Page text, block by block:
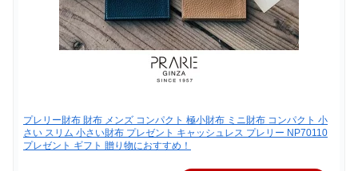
プレリー財布 財布 メンズ コンパクト 極小財布 ミニ財布 コンパクト 小
さい スリム 小さい財布 プレゼント キャッシュレス プレリー NP70110
プレゼント ギフト 贈り物におすすめ！